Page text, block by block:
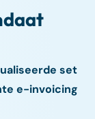
set
e-invoicing